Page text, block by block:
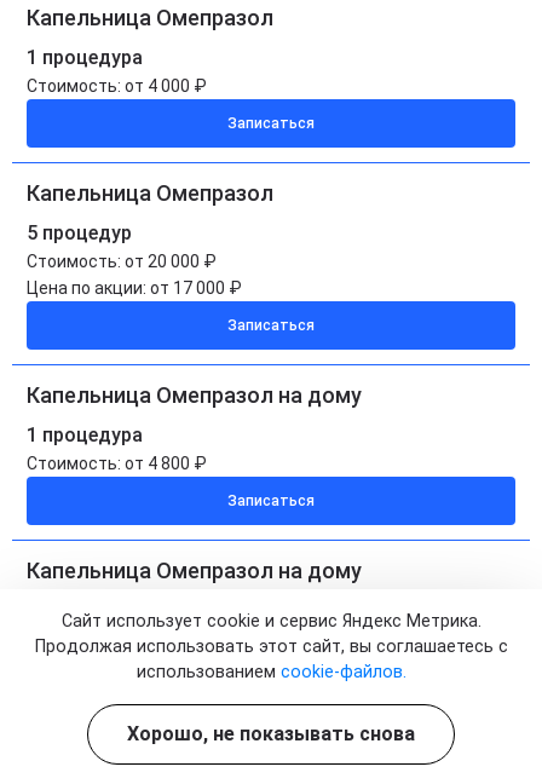
Капельница Омепразол
1 процедура
Стоимость: от 4 000 ₽
Записаться
Капельница Омепразол
5 процедур
Стоимость: от 20 000 ₽
Цена по акции: от 17 000 ₽
Записаться
Капельница Омепразол на дому
1 процедура
Стоимость: от 4 800 ₽
Записаться
Капельница Омепразол на дому
5 процедур
Стоимость:от 24 000 ₽
Цена по акции:от 20 400 ₽
Записаться
Сайт использует cookie и сервис Яндекс Метрика.
Продолжая использовать этот сайт, вы соглашаетесь с
использованием cookie-файлов.
Хорошо, не показывать снова